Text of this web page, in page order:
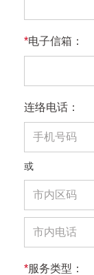
*电子信箱：
连络电话：
或
*服务类型：